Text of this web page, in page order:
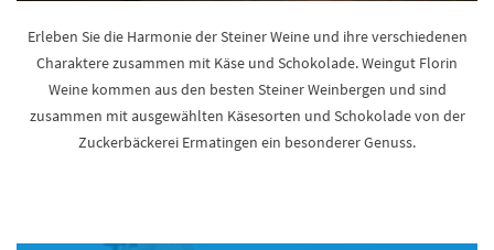
Erleben Sie die Harmonie der Steiner Weine und ihre verschiedenen
Charaktere zusammen mit Käse und Schokolade. Weingut Florin
Weine kommen aus den besten Steiner Weinbergen und sind
zusammen mit ausgewählten Käsesorten und Schokolade von der
Zuckerbäckerei Ermatingen ein besonderer Genuss.